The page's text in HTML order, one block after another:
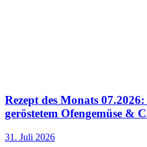
Rezept des Monats
geröstetem Ofengemüse &
31. Juli 2026